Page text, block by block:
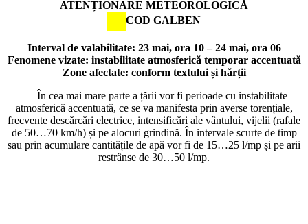
ATENȚIONARE METEOROLOGICĂ
COD GALBEN
Interval de valabilitate: 23 mai, ora 10 – 24 mai, ora 06
Fenomene vizate: instabilitate atmosferică temporar accentuată
Zone afectate: conform textului și hărții
În cea mai mare parte a țării vor fi perioade cu instabilitate
atmosferică accentuată, ce se va manifesta prin averse torențiale,
frecvente descărcări electrice, intensificări ale vântului, vijelii (rafale
de 50…70 km/h) și pe alocuri grindină. În intervale scurte de timp
sau prin acumulare cantitățile de apă vor fi de 15…25 l/mp și pe arii
restrânse de 30…50 l/mp.